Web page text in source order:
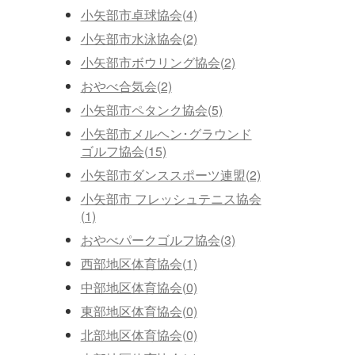
小矢部市卓球協会(4)
小矢部市水泳協会(2)
小矢部市ボウリング協会(2)
おやべ合気会(2)
小矢部市ペタンク協会(5)
小矢部市メルヘン･グラウンド
ゴルフ協会(15)
小矢部市ダンススポーツ連盟(2)
小矢部市 フレッシュテニス協会
(1)
おやべパークゴルフ協会(3)
西部地区体育協会(1)
中部地区体育協会(0)
東部地区体育協会(0)
北部地区体育協会(0)